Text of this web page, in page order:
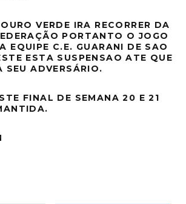
VERDE IRA RECORRER DA
PORTANTO O JOGO
EQUIPE C.E. GUARANI DE SAO
ESTA SUSPENSAO ATE QUE
SEU ADVERSÁRIO.
FINAL DE SEMANA 20 E 21